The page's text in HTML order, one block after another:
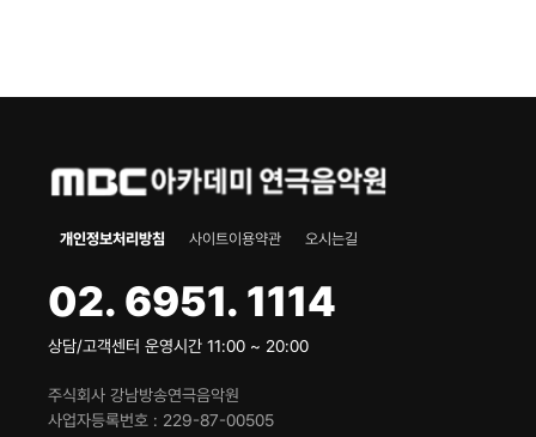
개인정보처리방침 사이트이용약관 오시는길
02. 6951. 1114
상담/고객센터 운영시간 11:00 ~ 20:00
주식회사 강남방송연극음악원
사업자등록번호
229-87-00505